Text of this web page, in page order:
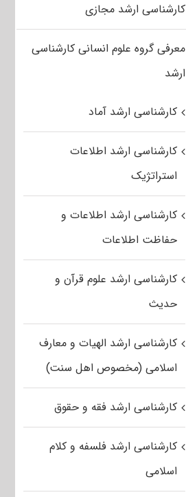
کارشناسی ارشد مجازی
معرفی گروه علوم انسانی کارشناسی
ارشد
کارشناسی ارشد آماد
کارشناسی ارشد اطلاعات
استراتژیک
کارشناسی ارشد اطلاعات و
حفاظت اطلاعات
کارشناسی ارشد علوم قرآن و
حدیث
کارشناسی ارشد الهیات و معارف
اسلامی (مخصوص اهل سنت)
کارشناسی ارشد فقه و حقوق
کارشناسی ارشد فلسفه و کلام
اسلامی